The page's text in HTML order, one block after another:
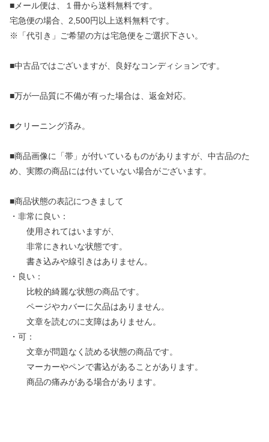
■メール便は、１冊から送料無料です。
宅急便の場合、2,500円以上送料無料です。
※「代引き」ご希望の方は宅急便をご選択下さい。
■中古品ではございますが、良好なコンディションです。
■万が一品質に不備が有った場合は、返金対応。
■クリーニング済み。
■商品画像に「帯」が付いているものがありますが、中古品のた
め、実際の商品には付いていない場合がございます。
■商品状態の表記につきまして
・非常に良い：
使用されてはいますが、
非常にきれいな状態です。
書き込みや線引きはありません。
・良い：
比較的綺麗な状態の商品です。
ページやカバーに欠品はありません。
文章を読むのに支障はありません。
・可：
文章が問題なく読める状態の商品です。
マーカーやペンで書込があることがあります。
商品の痛みがある場合があります。